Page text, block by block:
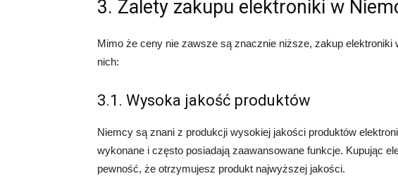
3. Zalety zakupu elektroniki w
Mimo że ceny nie zawsze są znacznie niższe, zakup
nich:
3.1. Wysoka jakość produktów
Niemcy są znani z produkcji wysokiej jakości produktów
wykonane i często posiadają zaawansowane funkcje. Kupując
pewność, że otrzymujesz produkt najwyższej jakości.